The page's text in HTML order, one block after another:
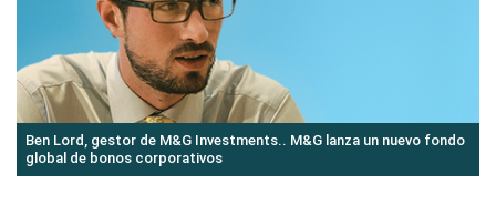
Ben Lord, gestor de M&G Investments.. M&G lanza un nuevo fondo
global de bonos corporativos